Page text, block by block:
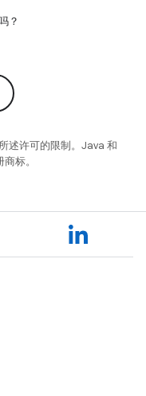
？
述许可的限制。Java 和
标。